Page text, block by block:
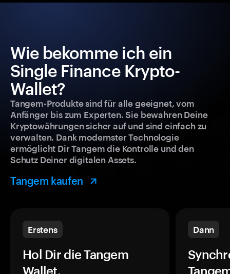
Wie bekomme ich ein
Single Finance Krypto-
Wallet?
Tangem-Produkte sind für alle geeignet, vom
Anfänger bis zum Experten. Sie bewahren Deine
Kryptowährungen sicher auf und sind einfach zu
verwalten. Dank modernster Technologie
ermöglicht Dir Tangem die Kontrolle und den
Schutz Deiner digitalen Assets.
Tangem kaufen
Erstens
Hol Dir die Tangem
Wallet.
Dann